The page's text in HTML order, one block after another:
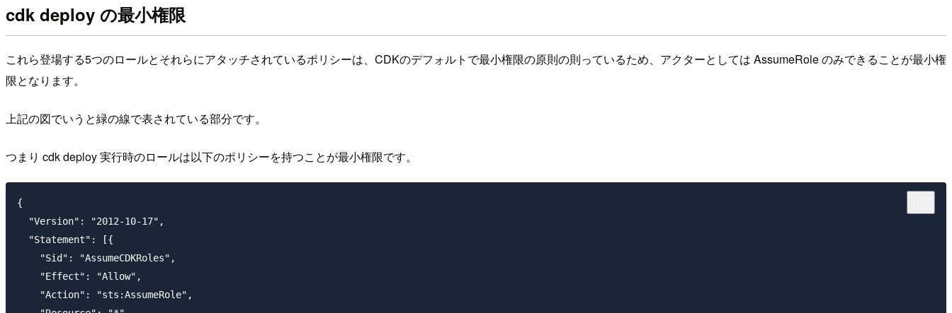
cdk deploy の最小権限
これら登場する5つのロールとそれらにアタッチされているポリシーは、CDKのデフォルトで最小権限の原則の則っているため、アクターとしては AssumeRole のみできることが最小権
限となります。
上記の図でいうと緑の線で表されている部分です。
つまり cdk deploy 実行時のロールは以下のポリシーを持つことが最小権限です。
{
  "Version": "2012-10-17",
  "Statement": [{
    "Sid": "AssumeCDKRoles",
    "Effect": "Allow",
    "Action": "sts:AssumeRole",